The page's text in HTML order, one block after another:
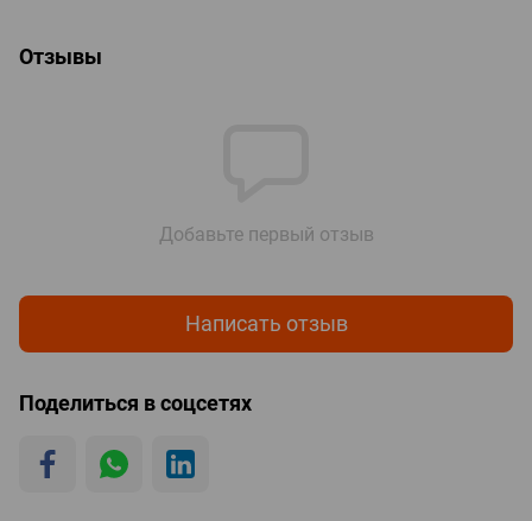
Отзывы
Добавьте первый отзыв
Написать отзыв
Поделиться в соцсетях